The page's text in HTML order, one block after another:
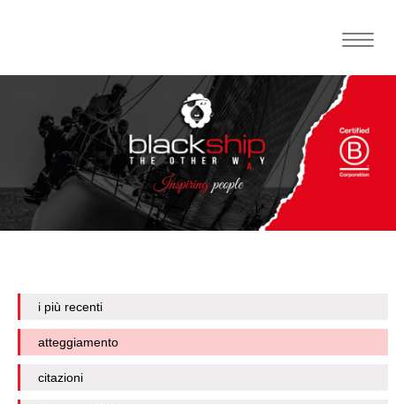
Toggle
i più recenti
atteggiamento
citazioni